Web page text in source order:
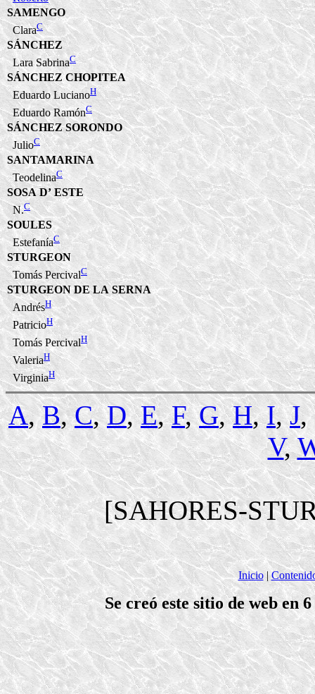
SAMENGO
ClaraC
SÁNCHEZ
Lara SabrinaC
SÁNCHEZ CHOPITEA
Eduardo LucianoH
Eduardo RamónC
SÁNCHEZ SORONDO
JulioC
SANTAMARINA
TeodelinaC
SOSA D’ ESTE
N.C
SOULES
EstefaníaC
STURGEON
Tomás PercivalC
STURGEON DE LA SERNA
AndrésH
PatricioH
Tomás PercivalH
ValeriaH
VirginiaH
A,B,C,D,E,F,G,H,I,J,
V,
[SAHORES-
Inicio|
Se creó este sitio de web en